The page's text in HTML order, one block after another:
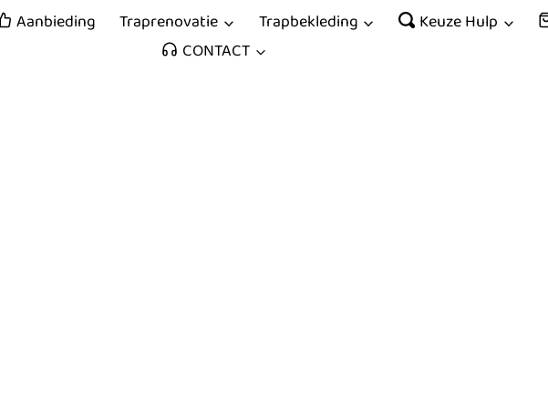
Aanbieding Traprenovatie Trapbekleding Keuze Hulp
CONTACT